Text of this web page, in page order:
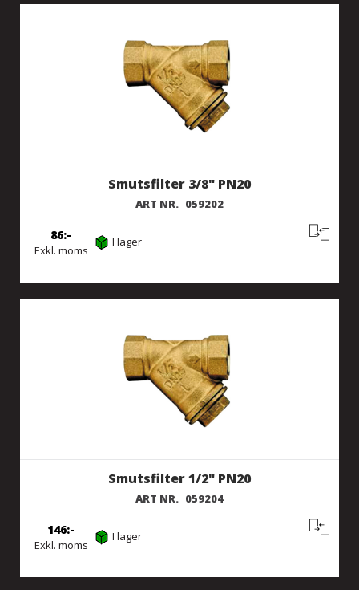
Smutsfilter 3/8" PN20
ART NR. 059202
Exkl. moms
86 I lager
Smutsfilter 1/2" PN20
ART NR. 059204
Exkl. moms
146 I lager